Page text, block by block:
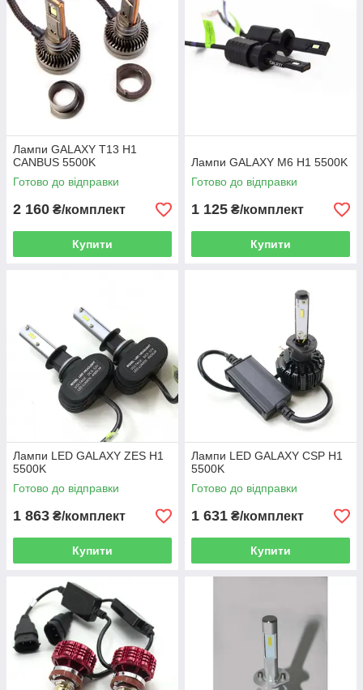
Лампи GALAXY T13 H1
CANBUS 5500K
Готово до відправки
2 160 ₴/комплект
Купити
Лампи GALAXY M6 H1 5500K
Готово до відправки
1 125 ₴/комплект
Купити
Лампи LED GALAXY ZES H1
5500K
Готово до відправки
1 863 ₴/комплект
Купити
Лампи LED GALAXY CSP H1
5500K
Готово до відправки
1 631 ₴/комплект
Купити